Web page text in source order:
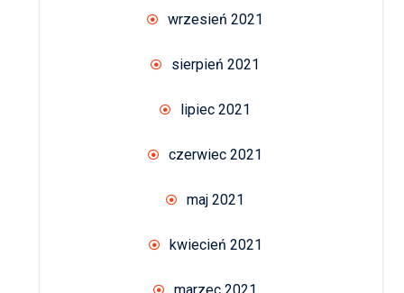
wrzesień 2021
sierpień 2021
lipiec 2021
czerwiec 2021
maj 2021
kwiecień 2021